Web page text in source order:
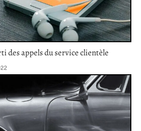
des appels du service clientèle